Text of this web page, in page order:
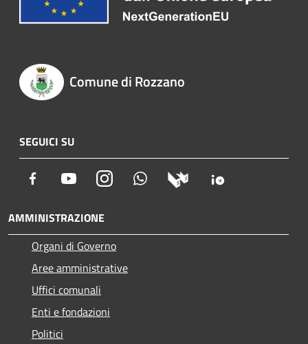
Comune di Rozzano
SEGUICI SU
Facebook YoutubeInstagram Whatsapp
AMMINISTRAZIONE
Organi di Governo
Aree amministrative
Uffici comunali
Enti e fondazioni
Politici